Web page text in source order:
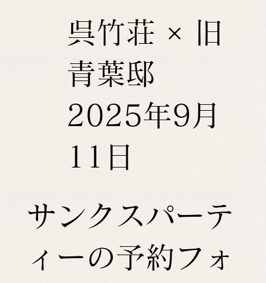
サンクスパーテ
ィーの予約フォ
呉竹荘 × 旧
青葉邸
2025年9月
11日